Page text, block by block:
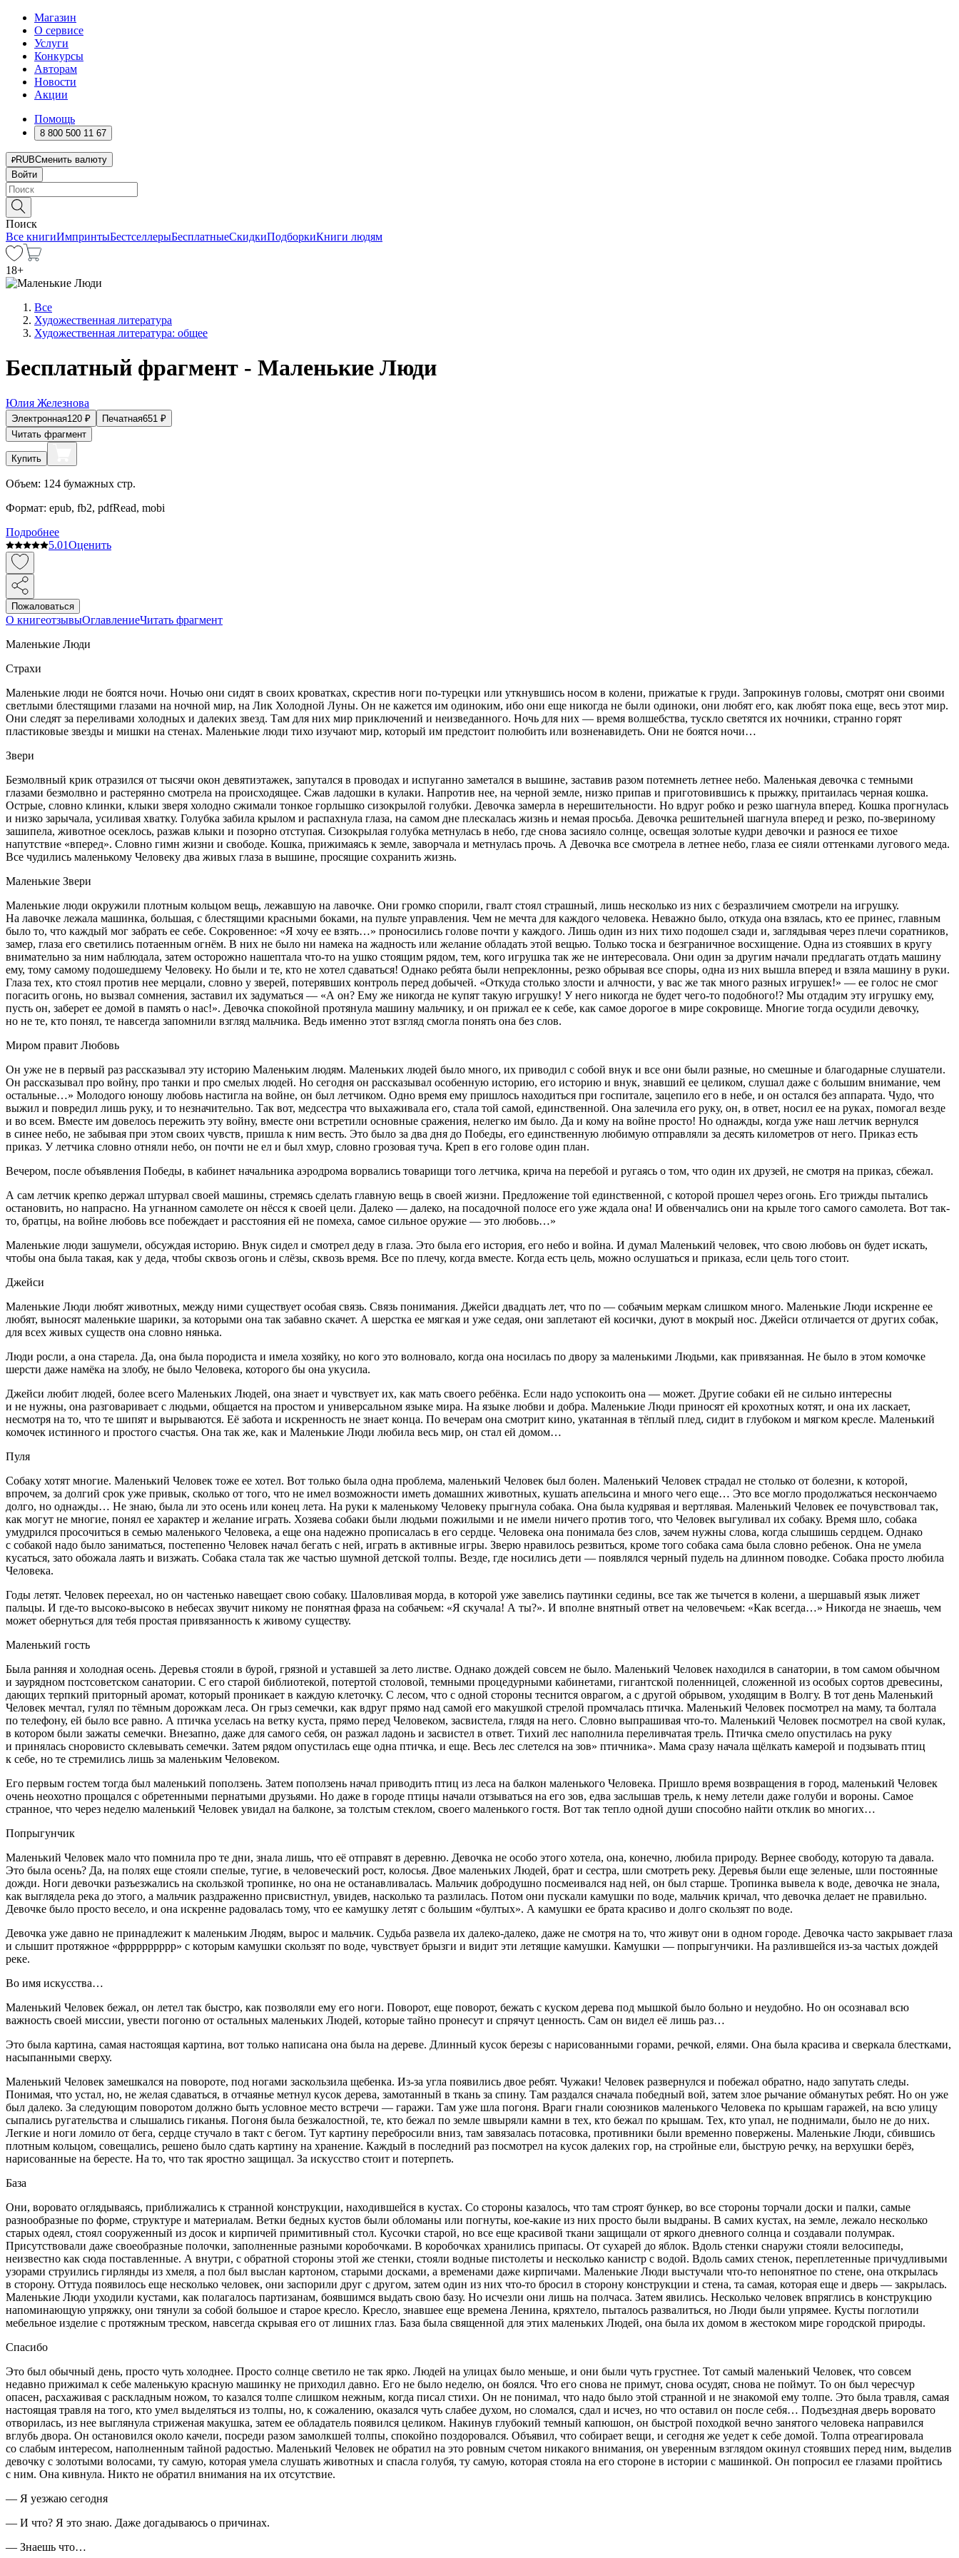
Магазин
О сервисе
Услуги
Конкурсы
Авторам
Новости
Акции
Помощь
8 800 500 11 67
RUBСменить валюту
Войти
Поиск
Все книгиИмпринтыБестселлерыБесплатныеСкидкиПодборкиКниги людям
18+
Все
Художественная литература
Художественная литература: общее
Бесплатный фрагмент - Маленькие Люди
Юлия Железнова
Электронная120 ₽ Печатная651 ₽
Читать фрагмент
Купить
Объем: 124 бумажных стр.
Формат: epub, fb2, pdfRead, mobi
Подробнее
5.01Оценить
Пожаловаться
О книгеотзывыОглавлениеЧитать фрагмент
Маленькие Люди
Страхи
Маленькие люди не боятся ночи. Ночью они сидят в своих кроватках, скрестив ноги по-турецки или уткнувшись носом в колени, прижатые к груди. Запрокинув головы, смотрят они своими
светлыми блестящими глазами на ночной мир, на Лик Холодной Луны. Он не кажется им одиноким, ибо они еще никогда не были одиноки, они любят его, как любят пока еще, весь этот мир.
Они следят за переливами холодных и далеких звезд. Там для них мир приключений и неизведанного. Ночь для них — время волшебства, тускло светятся их ночники, странно горят
пластиковые звезды и мишки на стенах. Маленькие люди тихо изучают мир, который им предстоит полюбить или возненавидеть. Они не боятся ночи…
Звери
Безмолвный крик отразился от тысячи окон девятиэтажек, запутался в проводах и испуганно заметался в вышине, заставив разом потемнеть летнее небо. Маленькая девочка с темными
глазами безмолвно и растерянно смотрела на происходящее. Сжав ладошки в кулаки. Напротив нее, на черной земле, низко припав и приготовившись к прыжку, притаилась черная кошка.
Острые, словно клинки, клыки зверя холодно сжимали тонкое горлышко сизокрылой голубки. Девочка замерла в нерешительности. Но вдруг робко и резко шагнула вперед. Кошка прогнулась
и низко зарычала, усиливая хватку. Голубка забила крылом и распахнула глаза, на самом дне плескалась жизнь и немая просьба. Девочка решительней шагнула вперед и резко, по-звериному
зашипела, животное осеклось, разжав клыки и позорно отступая. Сизокрылая голубка метнулась в небо, где снова засияло солнце, освещая золотые кудри девочки и разнося ее тихое
напутствие «вперед». Словно гимн жизни и свободе. Кошка, прижимаясь к земле, заворчала и метнулась прочь. А Девочка все смотрела в летнее небо, глаза ее сияли оттенками лугового меда.
Все чудились маленькому Человеку два живых глаза в вышине, просящие сохранить жизнь.
Маленькие Звери
Маленькие люди окружили плотным кольцом вещь, лежавшую на лавочке. Они громко спорили, гвалт стоял страшный, лишь несколько из них с безразличием смотрели на игрушку.
На лавочке лежала машинка, большая, с блестящими красными боками, на пульте управления. Чем не мечта для каждого человека. Неважно было, откуда она взялась, кто ее принес, главным
было то, что каждый мог забрать ее себе. Сокровенное: «Я хочу ее взять…» проносились голове почти у каждого. Лишь один из них тихо подошел сзади и, заглядывая через плечи соратников,
замер, глаза его светились потаенным огнём. В них не было ни намека на жадность или желание обладать этой вещью. Только тоска и безграничное восхищение. Одна из стоявших в кругу
внимательно за ним наблюдала, затем осторожно нашептала что-то на ушко стоящим рядом, тем, кого игрушка так же не интересовала. Они один за другим начали предлагать отдать машину
ему, тому самому подошедшему Человеку. Но были и те, кто не хотел сдаваться! Однако ребята были непреклонны, резко обрывая все споры, одна из них вышла вперед и взяла машину в руки.
Глаза тех, кто стоял против нее мерцали, словно у зверей, потерявших контроль перед добычей. «Откуда столько злости и алчности, у вас же так много разных игрушек!» — ее голос не смог
погасить огонь, но вызвал сомнения, заставил их задуматься — «А он? Ему же никогда не купят такую игрушку! У него никогда не будет чего-то подобного!? Мы отдадим эту игрушку ему,
пусть он, заберет ее домой в память о нас!». Девочка спокойной протянула машину мальчику, и он прижал ее к себе, как самое дорогое в мире сокровище. Многие тогда осудили девочку,
но не те, кто понял, те навсегда запомнили взгляд мальчика. Ведь именно этот взгляд смогла понять она без слов.
Миром правит Любовь
Он уже не в первый раз рассказывал эту историю Маленьким людям. Маленьких людей было много, их приводил с собой внук и все они были разные, но смешные и благодарные слушатели.
Он рассказывал про войну, про танки и про смелых людей. Но сегодня он рассказывал особенную историю, его историю и внук, знавший ее целиком, слушал даже с большим внимание, чем
остальные…» Молодого юношу любовь настигла на войне, он был летчиком. Одно время ему пришлось находиться при госпитале, зацепило его в небе, и он остался без аппарата. Чудо, что
выжил и повредил лишь руку, и то незначительно. Так вот, медсестра что выхаживала его, стала той самой, единственной. Она залечила его руку, он, в ответ, носил ее на руках, помогал везде
и во всем. Вместе им довелось пережить эту войну, вместе они встретили основные сражения, нелегко им было. Да и кому на войне просто! Но однажды, когда уже наш летчик вернулся
в синее небо, не забывая при этом своих чувств, пришла к ним весть. Это было за два дня до Победы, его единственную любимую отправляли за десять километров от него. Приказ есть
приказ. У летчика словно отняли небо, он почти не ел и был хмур, словно грозовая туча. Креп в его голове один план.
Вечером, после объявления Победы, в кабинет начальника аэродрома ворвались товарищи того летчика, крича на перебой и ругаясь о том, что один их друзей, не смотря на приказ, сбежал.
А сам летчик крепко держал штурвал своей машины, стремясь сделать главную вещь в своей жизни. Предложение той единственной, с которой прошел через огонь. Его трижды пытались
остановить, но напрасно. На угнанном самолете он нёсся к своей цели. Далеко — далеко, на посадочной полосе его уже ждала она! И обвенчались они на крыле того самого самолета. Вот так-
то, братцы, на войне любовь все побеждает и расстояния ей не помеха, самое сильное оружие — это любовь…»
Маленькие люди зашумели, обсуждая историю. Внук сидел и смотрел деду в глаза. Это была его история, его небо и война. И думал Маленький человек, что свою любовь он будет искать,
чтобы она была такая, как у деда, чтобы сквозь огонь и слёзы, сквозь время. Все по плечу, когда вместе. Когда есть цель, можно ослушаться и приказа, если цель того стоит.
Джейси
Маленькие Люди любят животных, между ними существует особая связь. Связь понимания. Джейси двадцать лет, что по — собачьим меркам слишком много. Маленькие Люди искренне ее
любят, выносят маленькие шарики, за которыми она так забавно скачет. А шерстка ее мягкая и уже седая, они заплетают ей косички, дуют в мокрый нос. Джейси отличается от других собак,
для всех живых существ она словно нянька.
Люди росли, а она старела. Да, она была породиста и имела хозяйку, но кого это волновало, когда она носилась по двору за маленькими Людьми, как привязанная. Не было в этом комочке
шерсти даже намёка на злобу, не было Человека, которого бы она укусила.
Джейси любит людей, более всего Маленьких Людей, она знает и чувствует их, как мать своего ребёнка. Если надо успокоить она — может. Другие собаки ей не сильно интересны
и не нужны, она разговаривает с людьми, общается на простом и универсальном языке мира. На языке любви и добра. Маленькие Люди приносят ей крохотных котят, и она их ласкает,
несмотря на то, что те шипят и вырываются. Её забота и искренность не знает конца. По вечерам она смотрит кино, укатанная в тёплый плед, сидит в глубоком и мягком кресле. Маленький
комочек истинного и простого счастья. Она так же, как и Маленькие Люди любила весь мир, он стал ей домом…
Пуля
Собаку хотят многие. Маленький Человек тоже ее хотел. Вот только была одна проблема, маленький Человек был болен. Маленький Человек страдал не столько от болезни, к которой,
впрочем, за долгий срок уже привык, сколько от того, что не имел возможности иметь домашних животных, кушать апельсина и много чего еще… Это все могло продолжаться нескончаемо
долго, но однажды… Не знаю, была ли это осень или конец лета. На руки к маленькому Человеку прыгнула собака. Она была кудрявая и вертлявая. Маленький Человек ее почувствовал так,
как могут не многие, понял ее характер и желание играть. Хозяева собаки были людьми пожилыми и не имели ничего против того, что Человек выгуливал их собаку. Время шло, собака
умудрился просочиться в семью маленького Человека, а еще она надежно прописалась в его сердце. Человека она понимала без слов, зачем нужны слова, когда слышишь сердцем. Однако
с собакой надо было заниматься, постепенно Человек начал бегать с ней, играть в активные игры. Зверю нравилось резвиться, кроме того собака сама была словно ребенок. Она не умела
кусаться, зато обожала лаять и визжать. Собака стала так же частью шумной детской толпы. Везде, где носились дети — появлялся черный пудель на длинном поводке. Собака просто любила
Человека.
Годы летят. Человек переехал, но он частенько навещает свою собаку. Шаловливая морда, в которой уже завелись паутинки седины, все так же тычется в колени, а шершавый язык лижет
пальцы. И где-то высоко-высоко в небесах звучит никому не понятная фраза на собачьем: «Я скучала! А ты?». И вполне внятный ответ на человечьем: «Как всегда…» Никогда не знаешь, чем
может обернуться для тебя простая привязанность к живому существу.
Маленький гость
Была ранняя и холодная осень. Деревья стояли в бурой, грязной и уставшей за лето листве. Однако дождей совсем не было. Маленький Человек находился в санатории, в том самом обычном
и заурядном постсоветском санатории. С его старой библиотекой, потертой столовой, темными процедурными кабинетами, гигантской поленницей, сложенной из особых сортов древесины,
дающих терпкий приторный аромат, который проникает в каждую клеточку. С лесом, что с одной стороны теснится оврагом, а с другой обрывом, уходящим в Волгу. В тот день Маленький
Человек мечтал, гулял по тёмным дорожкам леса. Он грыз семечки, как вдруг прямо над самой его макушкой стрелой промчалась птичка. Маленький Человек посмотрел на маму, та болтала
по телефону, ей было все равно. А птичка уселась на ветку куста, прямо перед Человеком, засвистела, глядя на него. Словно выпрашивая что-то. Маленький Человек посмотрел на свой кулак,
в котором были зажаты семечки. Внезапно, даже для самого себя, он разжал ладонь и засвистел в ответ. Тихий лес наполнила переливчатая трель. Птичка смело опустилась на руку
и принялась сноровисто склевывать семечки. Затем рядом опустилась еще одна птичка, и еще. Весь лес слетелся на зов» птичника». Мама сразу начала щёлкать камерой и подзывать птиц
к себе, но те стремились лишь за маленьким Человеком.
Его первым гостем тогда был маленький поползень. Затем поползень начал приводить птиц из леса на балкон маленького Человека. Пришло время возвращения в город, маленький Человек
очень неохотно прощался с обретенными пернатыми друзьями. Но даже в городе птицы начали отзываться на его зов, едва заслышав трель, к нему летели даже голуби и вороны. Самое
странное, что через неделю маленький Человек увидал на балконе, за толстым стеклом, своего маленького гостя. Вот так тепло одной души способно найти отклик во многих…
Попрыгунчик
Маленький Человек мало что помнила про те дни, знала лишь, что её отправят в деревню. Девочка не особо этого хотела, она, конечно, любила природу. Вернее свободу, которую та давала.
Это была осень? Да, на полях еще стояли спелые, тугие, в человеческий рост, колосья. Двое маленьких Людей, брат и сестра, шли смотреть реку. Деревья были еще зеленые, шли постоянные
дожди. Ноги девочки разъезжались на скользкой тропинке, но она не останавливалась. Мальчик добродушно посмеивался над ней, он был старше. Тропинка вывела к воде, девочка не знала,
как выглядела река до этого, а мальчик раздраженно присвистнул, увидев, насколько та разлилась. Потом они пускали камушки по воде, мальчик кричал, что девочка делает не правильно.
Девочке было просто весело, и она искренне радовалась тому, что ее камушку летят с большим «бултых». А камушки ее брата красиво и долго скользят по воде.
Девочка уже давно не принадлежит к маленьким Людям, вырос и мальчик. Судьба развела их далеко-далеко, даже не смотря на то, что живут они в одном городе. Девочка часто закрывает глаза
и слышит протяжное «фррррррррр» с которым камушки скользят по воде, чувствует брызги и видит эти летящие камушки. Камушки — попрыгунчики. На разлившейся из-за частых дождей
реке.
Во имя искусства…
Маленький Человек бежал, он летел так быстро, как позволяли ему его ноги. Поворот, еще поворот, бежать с куском дерева под мышкой было больно и неудобно. Но он осознавал всю
важность своей миссии, увести погоню от остальных маленьких Людей, которые тайно пронесут и спрячут ценность. Сам он видел её лишь раз…
Это была картина, самая настоящая картина, вот только написана она была на дереве. Длинный кусок березы с нарисованными горами, речкой, елями. Она была красива и сверкала блестками,
насыпанными сверху.
Маленький Человек замешкался на повороте, под ногами заскользила щебенка. Из-за угла появились двое ребят. Чужаки! Человек развернулся и побежал обратно, надо запутать следы.
Понимая, что устал, но, не желая сдаваться, в отчаянье метнул кусок дерева, замотанный в ткань за спину. Там раздался сначала победный вой, затем злое рычание обманутых ребят. Но он уже
был далеко. За следующим поворотом должно быть условное место встречи — гаражи. Там уже шла погоня. Враги гнали союзников маленького Человека по крышам гаражей, на всю улицу
сыпались ругательства и слышались гиканья. Погоня была безжалостной, те, кто бежал по земле швыряли камни в тех, кто бежал по крышам. Тех, кто упал, не поднимали, было не до них.
Легкие и ноги ломило от бега, сердце стучало в такт с бегом. Тут картину перебросили вниз, там завязалась потасовка, противники были временно повержены. Маленькие Люди, сбившись
плотным кольцом, совещались, решено было сдать картину на хранение. Каждый в последний раз посмотрел на кусок далеких гор, на стройные ели, быструю речку, на верхушки берёз,
нарисованные на бересте. На то, что так яростно защищал. За искусство стоит и потерпеть.
База
Они, воровато оглядываясь, приближались к странной конструкции, находившейся в кустах. Со стороны казалось, что там строят бункер, во все стороны торчали доски и палки, самые
разнообразные по форме, структуре и материалам. Ветки бедных кустов были обломаны или погнуты, кое-какие из них просто были выдраны. В самих кустах, на земле, лежало несколько
старых одеял, стоял сооруженный из досок и кирпичей примитивный стол. Кусочки старой, но все еще красивой ткани защищали от яркого дневного солнца и создавали полумрак.
Присутствовали даже своеобразные полочки, заполненные разными коробочками. В коробочках хранились припасы. От сухарей до яблок. Вдоль стенки снаружи стояли велосипеды,
неизвестно как сюда поставленные. А внутри, с обратной стороны этой же стенки, стояли водные пистолеты и несколько канистр с водой. Вдоль самих стенок, переплетенные причудливыми
узорами струились гирлянды из хмеля, а пол был выслан картоном, старыми досками, а временами даже кирпичами. Маленькие Люди выстучали что-то непонятное по стене, она открылась
в сторону. Оттуда появилось еще несколько человек, они заспорили друг с другом, затем один из них что-то бросил в сторону конструкции и стена, та самая, которая еще и дверь — закрылась.
Маленькие Люди уходили кустами, как полагалось партизанам, боявшимся выдать свою базу. Но исчезли они лишь на полчаса. Затем явились. Несколько человек впряглись в конструкцию
напоминающую упряжку, они тянули за собой большое и старое кресло. Кресло, знавшее еще времена Ленина, кряхтело, пыталось развалиться, но Люди были упрямее. Кусты поглотили
мебельное изделие с протяжным треском, навсегда скрывая его от лишних глаз. База была священной для этих маленьких Людей, она была их домом в жестоком мире городской природы.
Спасибо
Это был обычный день, просто чуть холоднее. Просто солнце светило не так ярко. Людей на улицах было меньше, и они были чуть грустнее. Тот самый маленький Человек, что совсем
недавно прижимал к себе маленькую красную машинку не приходил давно. Его не было неделю, он боялся. Что его снова не примут, снова осудят, снова не поймут. То он был чересчур
опасен, расхаживая с раскладным ножом, то казался толпе слишком нежным, когда писал стихи. Он не понимал, что надо было этой странной и не знакомой ему толпе. Это была травля, самая
настоящая травля на того, кто умел выделяться из толпы, но, к сожалению, оказался чуть слабее духом, но сломался, сдал и исчез, но что оставил он после себя… Подъездная дверь воровато
отворилась, из нее выглянула стриженая макушка, затем ее обладатель появился целиком. Накинув глубокий темный капюшон, он быстрой походкой вечно занятого человека направился
вглубь двора. Он остановился около качели, посреди разом замолкшей толпы, спокойно поздоровался. Объявил, что собирает вещи, и сегодня же уедет к себе домой. Толпа отреагировала
со слабым интересом, наполненным тайной радостью. Маленький Человек не обратил на это ровным счетом никакого внимания, он уверенным взглядом окинул стоявших перед ним, выделив
девочку с золотыми волосами, ту самую, которая умела слушать животных и спасла голубя, ту самую, которая стояла на его стороне в истории с машинкой. Он попросил ее глазами пройтись
с ним. Она кивнула. Никто не обратил внимания на их отсутствие.
— Я уезжаю сегодня
— И что? Я это знаю. Даже догадываюсь о причинах.
— Знаешь что…